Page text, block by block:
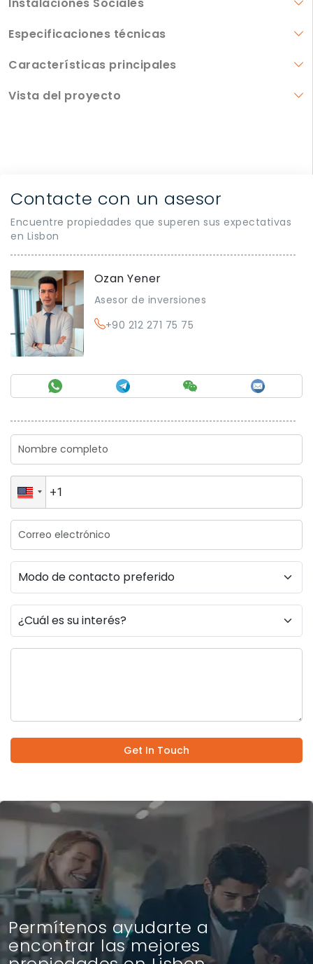
Instalaciones Sociales
Especificaciones técnicas
Características principales
Vista del proyecto
Contacte con un asesor
Encuentre propiedades que superen sus expectativas
en Lisbon
Ozan Yener
Asesor de inversiones
+90 212 271 75 75
Get In Touch
Permítenos ayudarte a
encontrar las mejores